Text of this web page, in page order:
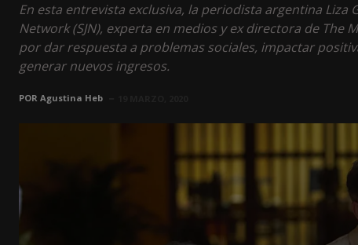
En esta entrevista exclusiva, la periodista argentina Liza
Network (SJN), experta en medios y ex directora de
por dar respuesta a problemas sociales, impactar
generar nuevos ingresos.
POR Agustina Heb